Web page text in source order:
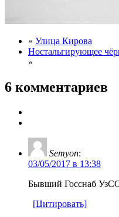
« Улица Кирова
Ностальгирующее
»
6 комментариев
Semyon:
03/05/2017 в 13:38
Бывший Госснаб
[Цитировать]